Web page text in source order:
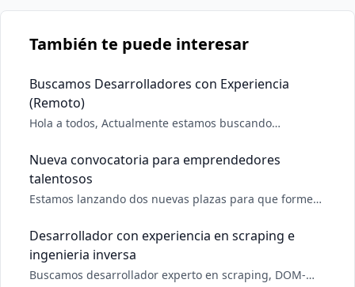
También te puede interesar
Buscamos Desarrolladores con Experiencia
(Remoto)
Hola a todos, Actualmente estamos buscando
software. 🔍 Requisitos • Experiencia en desarrollo web
o de software • Inglés fluido (nivel B2 o superior) •
Nueva convocatoria para emprendedores
talentosos
Estamos lanzando dos nuevas plazas para que formen
emprendedores. En esta ocasión hacemos énfasis en: *
1 Backend (Express/NestJs/Microservicios) * 1
Desarrollador móvil (React native/Expo) Categorías
Middl
Desarrollador con experiencia en scraping e
ingenieria inversa
Buscamos desarrollador experto en scraping, DOM-